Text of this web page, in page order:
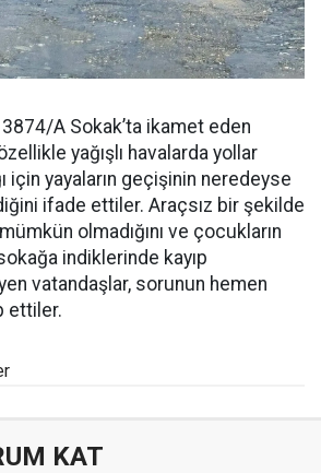
A Sokak’ta ikamet eden
yağışlı havalarda yollar
için yayaların geçişinin neredeyse
ifade ettiler. Araçsız bir şekilde
olmadığını ve çocukların
indiklerinde kayıp
vatandaşlar, sorunun hemen
ettiler.
KAT